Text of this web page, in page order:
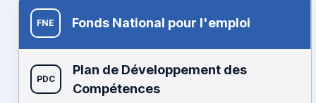
FNE Fonds National pour l'emploi
PDC
Plan de Développement des
Compétences